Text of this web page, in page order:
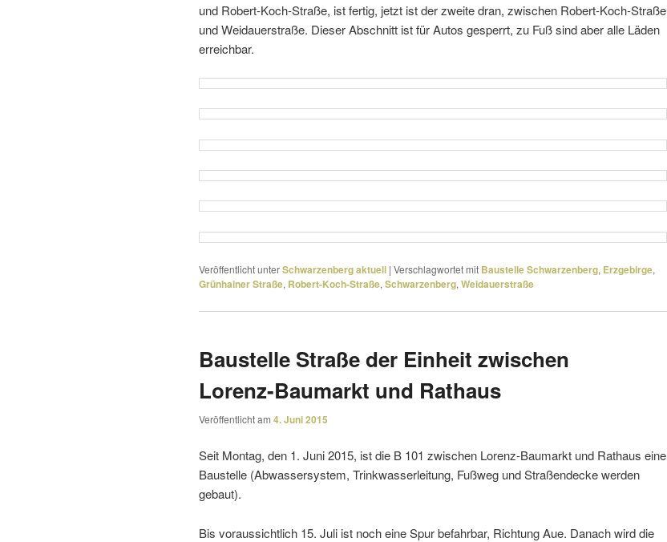
und Robert-Koch-Straße, ist fertig, jetzt ist der zweite dran, zwischen Robert-Koch-Straße
und Weidauerstraße. Dieser Abschnitt ist für Autos gesperrt, zu Fuß sind aber alle Läden
erreichbar.
Veröffentlicht unterSchwarzenberg aktuell | Verschlagwortet mit Baustelle Schwarzenberg, Erzgebirge,
Grünhainer Straße, Robert-Koch-Straße, Schwarzenberg, Weidauerstraße
Baustelle Straße der Einheit zwischen
Lorenz-Baumarkt und Rathaus
Veröffentlicht am 4. Juni 2015
Seit Montag, den 1. Juni 2015, ist die B 101 zwischen Lorenz-Baumarkt und Rathaus eine
Baustelle (Abwassersystem, Trinkwasserleitung, Fußweg und Straßendecke werden
gebaut).
Bis voraus­sicht­lich 15. Juli ist noch eine Spur befahrbar, Richtung Aue. Danach wird die